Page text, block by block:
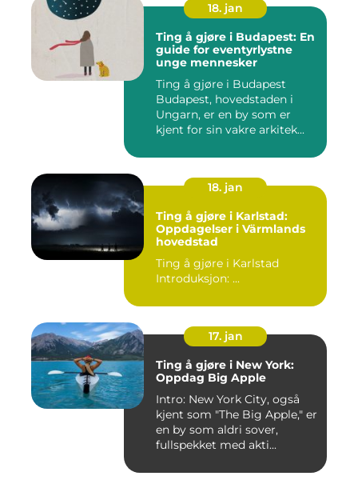
18. jan
Ting å gjøre i Budapest: En
guide for eventyrlystne
unge mennesker
Ting å gjøre i Budapest
Budapest, hovedstaden i
Ungarn, er en by som er
kjent for sin vakre arkitek...
18. jan
Ting å gjøre i Karlstad:
Oppdagelser i Värmlands
hovedstad
Ting å gjøre i Karlstad
Introduksjon: ...
17. jan
Ting å gjøre i New York:
Oppdag Big Apple
Intro: New York City, også
kjent som "The Big Apple," er
en by som aldri sover,
fullspekket med akti...